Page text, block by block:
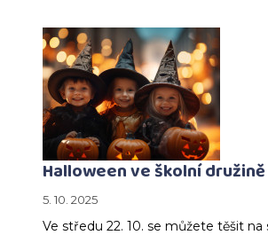
Halloween ve školní družině
5. 10. 2025
Ve středu 22. 10. se můžete těšit na